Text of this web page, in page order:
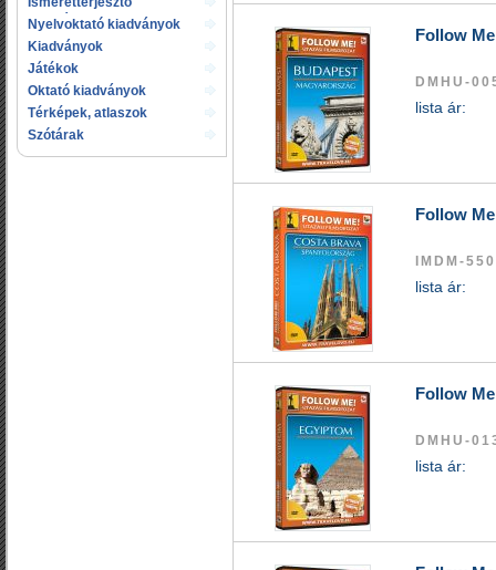
kiadványok
Nyelvoktató kiadványok
Kiadványok
gyermekeknek
Játékok
Oktató kiadványok
Térképek, atlaszok
Szótárak
Follow
DMHU-
lista ár:
Follow
IMDM-550
lista ár:
Follow
DMHU-
lista ár: